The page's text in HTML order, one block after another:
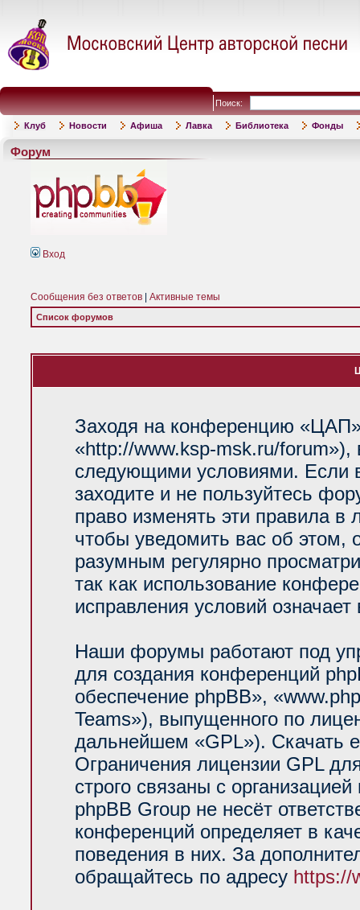
Поиск:
Клуб Новости Афиша Лавка Библиотека Фонды
Форум
Вход
Сообщения без ответов Активные темы
Список форумов
Заходя на конференцию
«http://www.ksp-msk.ru/forum»),
следующими условиями. Если
заходите и не пользуйтесь
право изменять эти правила
чтобы уведомить вас об
разумным регулярно
так как использование
исправления условий
Наши форумы работают под
для создания конференций
обеспечение phpBB»,
Teams»), выпущенного по
дальнейшем «GPL»). Скачать
Ограничения лицензии GPL
строго связаны с
phpBB Group не несёт
конференций определяет в
поведения в них. За
обращайтесь по адресу https://